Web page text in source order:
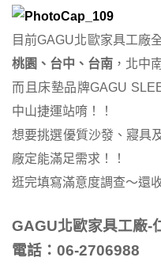
目前GAGU北歐家具工廠
桃園、台中、台南 ，北中
而且床墊品牌GAGU
中山捷運站唷！！
想要挑選優質沙發、寢具
廠定能滿足需求！！
逛完填寫滿意度調查～還
GAGU北歐家具工廠-
電話：06-2706988